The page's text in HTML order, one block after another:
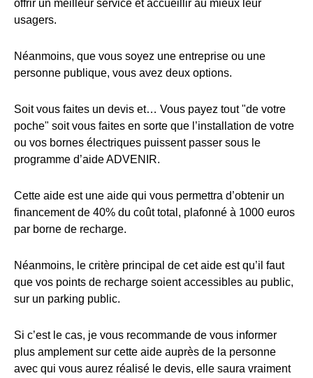
offrir un meilleur service et accueillir au mieux leur
usagers.
Néanmoins, que vous soyez une entreprise ou une
personne publique, vous avez deux options.
Soit vous faites un devis et… Vous payez tout "de votre
poche" soit vous faites en sorte que l’installation de votre
ou vos bornes électriques puissent passer sous le
programme d’aide ADVENIR.
Cette aide est une aide qui vous permettra d’obtenir un
financement de 40% du coût total, plafonné à 1000 euros
par borne de recharge.
Néanmoins, le critère principal de cet aide est qu’il faut
que vos points de recharge soient accessibles au public,
sur un parking public.
Si c’est le cas, je vous recommande de vous informer
plus amplement sur cette aide auprès de la personne
avec qui vous aurez réalisé le devis, elle saura vraiment